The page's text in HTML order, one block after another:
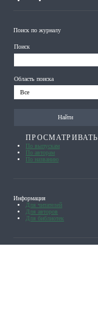
Поиск по журналу
Поиск
Область поиска
ПРОСМАТРИВАТЬ
По выпускам
По авторам
По названию
Информация
Для читателей
Для авторов
Для библиотек